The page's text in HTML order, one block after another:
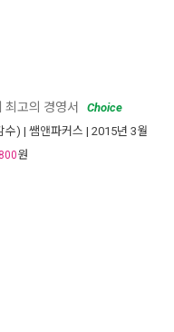
최고의 경영서
Choice
수) | 쌤앤파커스 | 2015년 3월
800원